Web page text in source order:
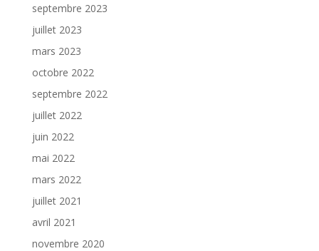
septembre 2023
juillet 2023
mars 2023
octobre 2022
septembre 2022
juillet 2022
juin 2022
mai 2022
mars 2022
juillet 2021
avril 2021
novembre 2020